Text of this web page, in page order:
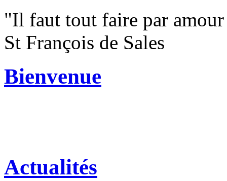
"Il faut tout faire par
St François de Sales
Bienvenue
Actualités